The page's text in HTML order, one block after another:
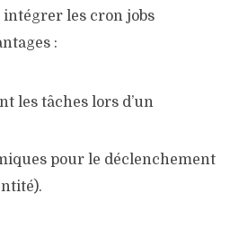
intégrer les cron jobs
:
les tâches lors d’un
pour le déclenchement